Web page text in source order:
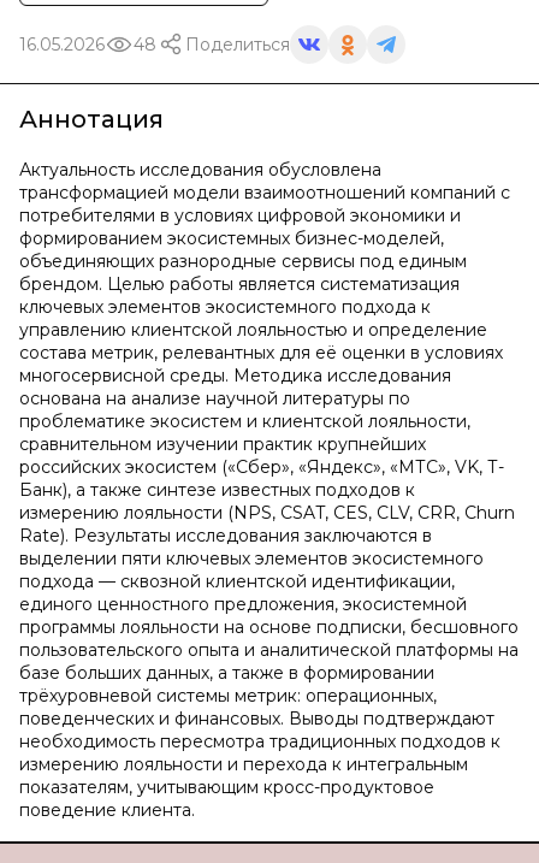
16.05.2026 48 Поделиться
Аннотация
Актуальность исследования обусловлена
трансформацией модели взаимоотношений компаний с
потребителями в условиях цифровой экономики и
формированием экосистемных бизнес-моделей,
объединяющих разнородные сервисы под единым
брендом. Целью работы является систематизация
ключевых элементов экосистемного подхода к
управлению клиентской лояльностью и определение
состава метрик, релевантных для её оценки в условиях
многосервисной среды. Методика исследования
основана на анализе научной литературы по
проблематике экосистем и клиентской лояльности,
сравнительном изучении практик крупнейших
российских экосистем («Сбер», «Яндекс», «МТС», VK, Т-
Банк), а также синтезе известных подходов к
измерению лояльности (NPS, CSAT, CES, CLV, CRR, Churn
Rate). Результаты исследования заключаются в
выделении пяти ключевых элементов экосистемного
подхода — сквозной клиентской идентификации,
единого ценностного предложения, экосистемной
программы лояльности на основе подписки, бесшовного
пользовательского опыта и аналитической платформы на
базе больших данных, а также в формировании
трёхуровневой системы метрик: операционных,
поведенческих и финансовых. Выводы подтверждают
необходимость пересмотра традиционных подходов к
измерению лояльности и перехода к интегральным
показателям, учитывающим кросс-продуктовое
поведение клиента.